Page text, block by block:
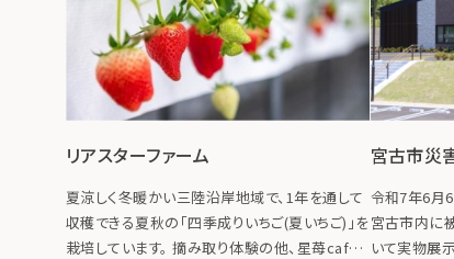
リアスターファーム
夏涼しく冬暖かい三陸沿岸地域で、1年を通して
収穫できる夏秋の「四季成りいちご(夏いちご)」を
栽培しています。 摘み取り体験の他、星苺cafe
宮古市災
令和7年6月
宮古市内に
いて実物展示